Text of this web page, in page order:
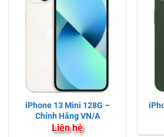
iPhone 13 Mini 128G –
Chính Hãng VN/A
Liên hệ